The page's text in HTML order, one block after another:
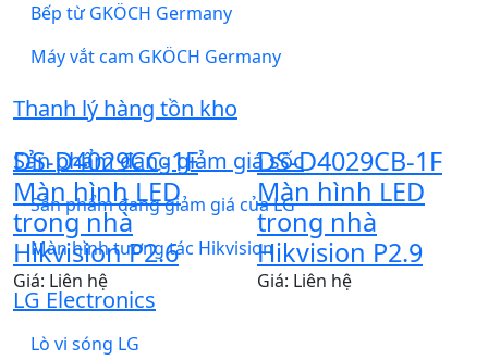
Bếp từ GKÖCH Germany
Máy vắt cam GKÖCH Germany
Thanh lý hàng tồn kho
Sản phẩm đang giảm giá sốc
Sản phẩm đang giảm giá của LG
Màn hình tương tác Hikvision
LG Electronics
Lò vi sóng LG
DS-D4029CC-1F
Màn hình LED
trong nhà
Hikvision P2.6
Giá: Liên hệ
DS-D4029CB-1F
Màn hình LED
trong nhà
Hikvision P2.9
Giá: Liên hệ